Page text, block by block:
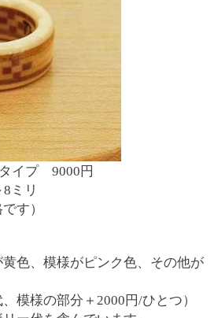
イプ 9000円
ミリ
す）
色、模様がピンク色、その他が
模様の部分＋2000円/ひとつ）